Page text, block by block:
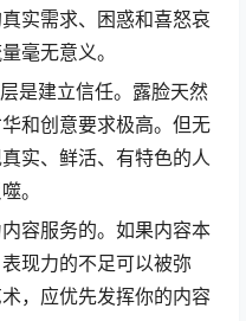
实需求、困惑和喜怒哀
毫无意义。
是建立信任。露脸天然
和创意要求极高。但无
实、鲜活、有特色的人
。
容服务的。如果内容本
现力的不足可以被弥
，应优先发挥你的内容